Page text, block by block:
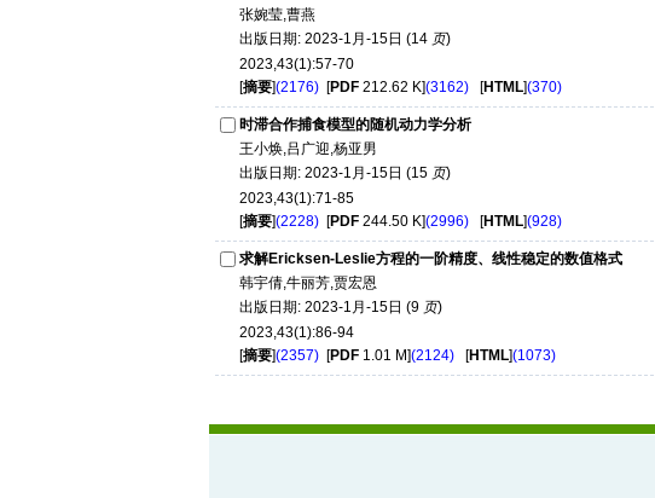
张婉莹,曹燕
出版日期: 2023-1月-15日 (14 页)
2023,43(1):57-70
[摘要](2176) [PDF 212.62 K](3162) [HTML](370)
时滞合作捕食模型的随机动力学分析
王小焕,吕广迎,杨亚男
出版日期: 2023-1月-15日 (15 页)
2023,43(1):71-85
[摘要](2228) [PDF 244.50 K](2996) [HTML](928)
求解Ericksen-Leslie方程的一阶精度、线性稳定的数值格式
韩宇倩,牛丽芳,贾宏恩
出版日期: 2023-1月-15日 (9 页)
2023,43(1):86-94
[摘要](2357) [PDF 1.01 M](2124) [HTML](1073)